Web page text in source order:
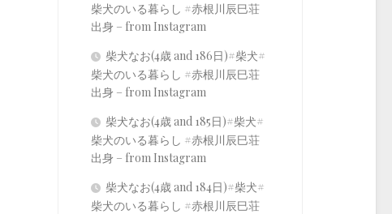
柴犬のいる暮らし #赤根川辰巳荘
出身 – from Instagram
柴犬なお(4歳 and 186日)#柴犬#
柴犬のいる暮らし #赤根川辰巳荘
出身 – from Instagram
柴犬なお(4歳 and 185日)#柴犬#
柴犬のいる暮らし #赤根川辰巳荘
出身 – from Instagram
柴犬なお(4歳 and 184日)#柴犬#
柴犬のいる暮らし #赤根川辰巳荘